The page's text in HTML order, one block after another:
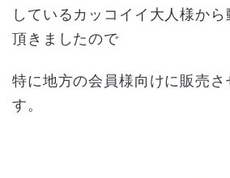
しているカッコイイ大人様か
頂きましたので
特に地方の会員様向けに販売さ
す。